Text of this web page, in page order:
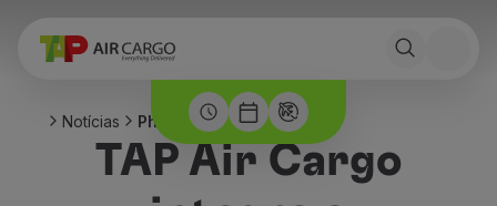
Notícias Pharma.Aero
TAP Air Cargo